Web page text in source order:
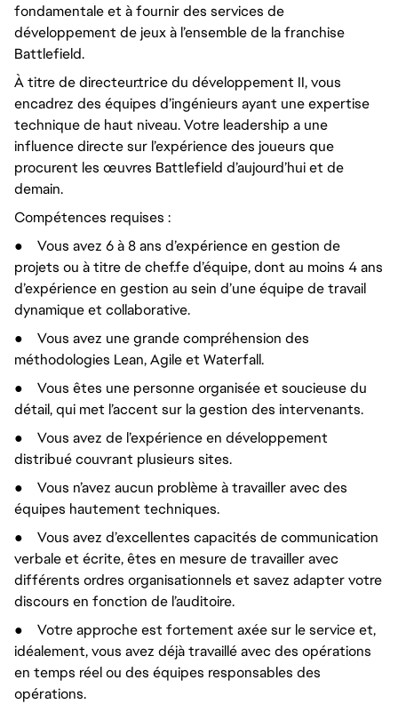
fondamentale et à fournir des services de
développement de jeux à l’ensemble de la franchise
Battlefield.
À titre de directeur.trice du développement II, vous
encadrez des équipes d’ingénieurs ayant une expertise
technique de haut niveau. Votre leadership a une
influence directe sur l’expérience des joueurs que
procurent les œuvres Battlefield d’aujourd’hui et de
demain.
Compétences requises :
●
Vous avez 6 à 8 ans d’expérience en gestion de
projets ou à titre de chef.fe d’équipe, dont au moins 4 ans
d’expérience en gestion au sein d’une équipe de travail
dynamique et collaborative.
●
Vous avez une grande compréhension des
méthodologies Lean, Agile et Waterfall.
●
Vous êtes une personne organisée et soucieuse du
détail, qui met l’accent sur la gestion des intervenants.
●
Vous avez de l’expérience en développement
distribué couvrant plusieurs sites.
●
Vous n’avez aucun problème à travailler avec des
équipes hautement techniques.
●
Vous avez d’excellentes capacités de communication
verbale et écrite, êtes en mesure de travailler avec
différents ordres organisationnels et savez adapter votre
discours en fonction de l’auditoire.
●
Votre approche est fortement axée sur le service et,
idéalement, vous avez déjà travaillé avec des opérations
en temps réel ou des équipes responsables des
opérations.